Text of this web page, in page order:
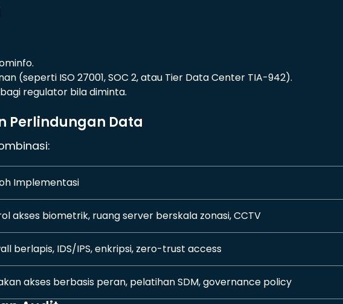
(seperti ISO 27001, SOC 2, atau Tier Data Center TIA-942).
regulator bila diminta.
Perlindungan Data
Implementasi
akses biometrik, ruang server berskala zonasi, CCTV
berlapis, IDS/IPS, enkripsi, zero-trust access
akses berbasis peran, pelatihan SDM, governance policy